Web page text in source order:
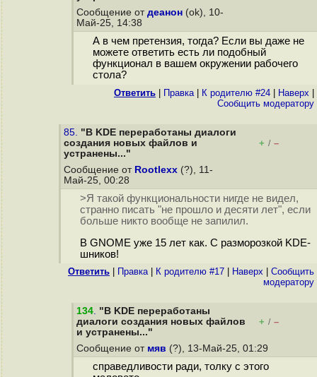
Сообщение от деанон (ok), 10-
Май-25, 14:38
А в чем претензия, тогда? Если вы даже не
можете ответить есть ли подобный
функционал в вашем окружении рабочего
стола?
Ответить Правка| К родителю #24 Наверх
Cообщить модератору
85. "В KDE переработаны диалоги
создания новых файлов и
устранены..."
+ / –
Сообщение от Rootlexx (?), 11-
Май-25, 00:28
>Я такой функциональности нигде не видел,
странно писать "не прошло и десяти лет", если
больше никто вообще не запилил.
В GNOME уже 15 лет как. С разморозкой KDE-
шников!
Ответить Правка| К родителю #17 Наверх
Cообщить
модератору
134. "В KDE переработаны
диалоги создания новых файлов
и устранены..."
+ / –
Сообщение от мяв (?), 13-Май-25, 01:29
справедливости ради, толку с этого